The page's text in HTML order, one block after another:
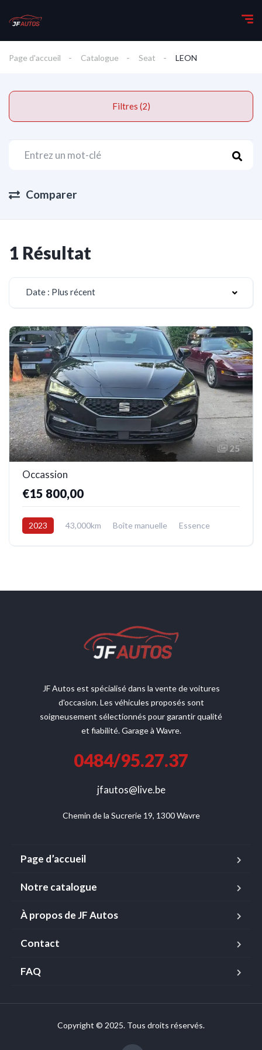
Page d'accueil Catalogue Seat LEON
Filtres (2)
Comparer
1 Résultat
Date : Plus récent
25
Occassion
€15 800,00
2023 43,000km Boîte manuelle
Essence
JF Autos est spécialisé dans la vente de voitures
d'occasion. Les véhicules proposés sont
soigneusement sélectionnés pour garantir qualité
et fiabilité. Garage à Wavre.
0484/95.27.37
jfautos@live.be
Chemin de la Sucrerie 19, 1300 Wavre
Page d’accueil
Notre catalogue
À propos de JF Autos
Contact
FAQ
Copyright © 2025. Tous droits réservés.